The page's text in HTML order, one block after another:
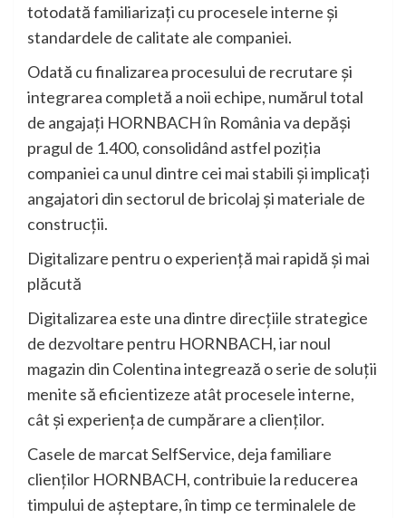
totodată familiarizați cu procesele interne și
standardele de calitate ale companiei.
Odată cu finalizarea procesului de recrutare și
integrarea completă a noii echipe, numărul total
de angajați HORNBACH în România va depăși
pragul de 1.400, consolidând astfel poziția
companiei ca unul dintre cei mai stabili și implicați
angajatori din sectorul de bricolaj și materiale de
construcții.
Digitalizare pentru o experiență mai rapidă și mai
plăcută
Digitalizarea este una dintre direcțiile strategice
de dezvoltare pentru HORNBACH, iar noul
magazin din Colentina integrează o serie de soluții
menite să eficientizeze atât procesele interne,
cât și experiența de cumpărare a clienților.
Casele de marcat SelfService, deja familiare
clienților HORNBACH, contribuie la reducerea
timpului de așteptare, în timp ce terminalele de